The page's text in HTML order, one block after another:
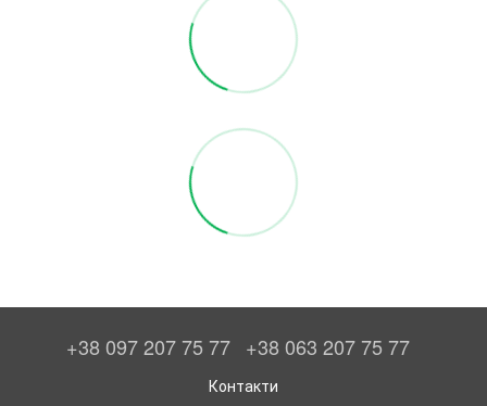
+38 097 207 75 77 +38 063 207 75 77
Контакти